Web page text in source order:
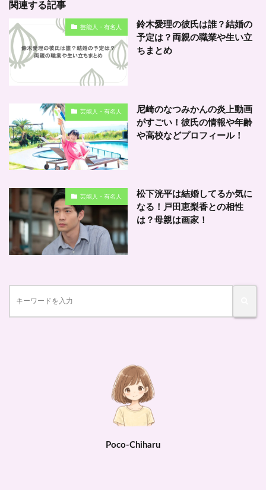
関連する記事
芸能人・有名人
鈴木愛理の彼氏は誰？結婚の
予定は？両親の職業や生い立
ちまとめ
芸能人・有名人
尼崎のなつみかんの炎上動画
がすごい！彼氏の情報や年齢
や高校などプロフィール！
芸能人・有名人
松下洸平は結婚してるか気に
なる！戸田恵梨香との相性
は？母親は画家！
Poco-Chiharu